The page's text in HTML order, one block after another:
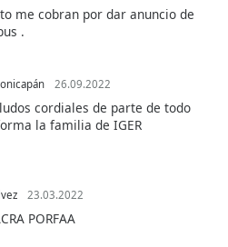
me cobran por dar anuncio de
.
26.09.2022
cordiales de parte de todo
la familia de IGER
23.03.2022
PORFAA